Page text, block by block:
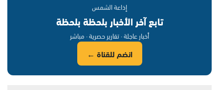
إذاعة الشمس
تابع آخر الأخبار بلحظة بلحظة
أخبار عاجلة · تقارير حصرية · مباشر
انضم للقناة ←